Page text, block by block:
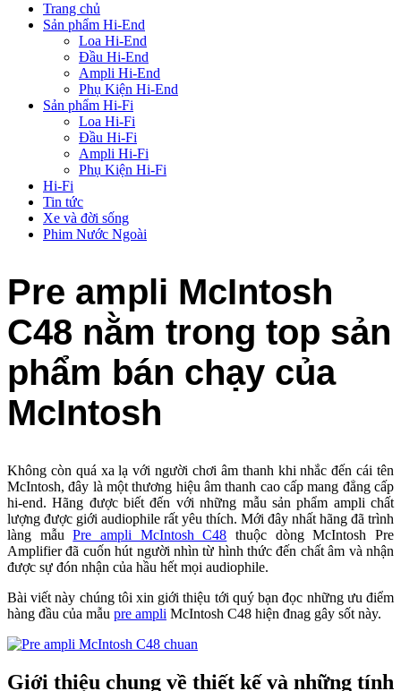
Trang chủ
Sản phẩm Hi-End
Loa Hi-End
Đầu Hi-End
Ampli Hi-End
Phụ Kiện Hi-End
Sản phẩm Hi-Fi
Loa Hi-Fi
Đầu Hi-Fi
Ampli Hi-Fi
Phụ Kiện Hi-Fi
Hi-Fi
Tin tức
Xe và đời sống
Phim Nước Ngoài
Pre ampli McIntosh
C48 nằm trong top sản
phẩm bán chạy của
McIntosh
Không còn quá xa lạ với người chơi âm thanh khi nhắc đến cái tên
McIntosh, đây là một thương hiệu âm thanh cao cấp mang đẳng cấp
hi-end. Hãng được biết đến với những mẫu sản phẩm ampli chất
lượng được giới audiophile rất yêu thích. Mới đây nhất hãng đã trình
làng mẫuPre ampli McIntosh C48 thuộc dòng McIntosh Pre
Amplifier đã cuốn hút người nhìn từ hình thức đến chất âm và nhận
được sự đón nhận của hầu hết mọi audiophile.
Bài viết này chúng tôi xin giới thiệu tới quý bạn đọc những ưu điểm
hàng đầu của mẫu pre ampli McIntosh C48 hiện đnag gây sốt này.
Giới thiệu chung về thiết kế và những tính